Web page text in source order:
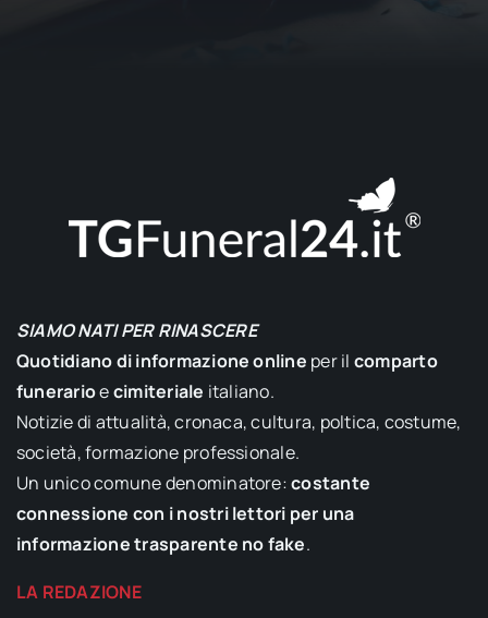
SIAMO NATI PER RINASCERE
Quotidiano di informazione online per il comparto
funerarioecimiteriale italiano.
Notizie di attualità, cronaca, cultura, poltica, costume,
società, formazione professionale.
Un unico comune denominatore:costante
connessione con i nostri lettori per una
informazione trasparente no fake.
LA REDAZIONE